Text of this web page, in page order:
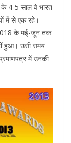
4-5 साल वे भारत
में से एक रहे।
के मई-जून तक
हुआ। उसी समय
में उनकी